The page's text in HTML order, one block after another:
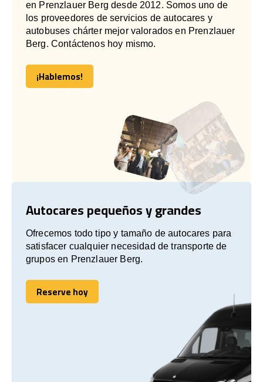
en Prenzlauer Berg desde 2012. Somos uno de
los proveedores de servicios de autocares y
autobuses chárter mejor valorados en Prenzlauer
Berg. Contáctenos hoy mismo.
¡Hablemos!
¡Hablemos!
Autocares pequeños y grandes
Ofrecemos todo tipo y tamaño de autocares para
satisfacer cualquier necesidad de transporte de
grupos en Prenzlauer Berg.
Reserve hoy
Reserve hoy